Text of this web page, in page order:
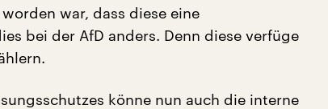
war, dass diese eine
bei der AfD anders. Denn diese verfüge
könne nun auch die interne